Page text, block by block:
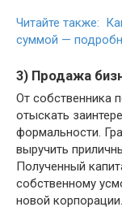
Читайте также:
суммой —
3) Продажа
От собственника
отыскать
формальности.
выручить
Полученный
собственному
новой корпорации.